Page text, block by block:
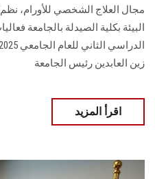
مجال العلاج الشخصي للأورام،
البيئة بكلية الصيدلة بالجامعة
زين العابدين رئيس الجامعة
اقرأ المزيد